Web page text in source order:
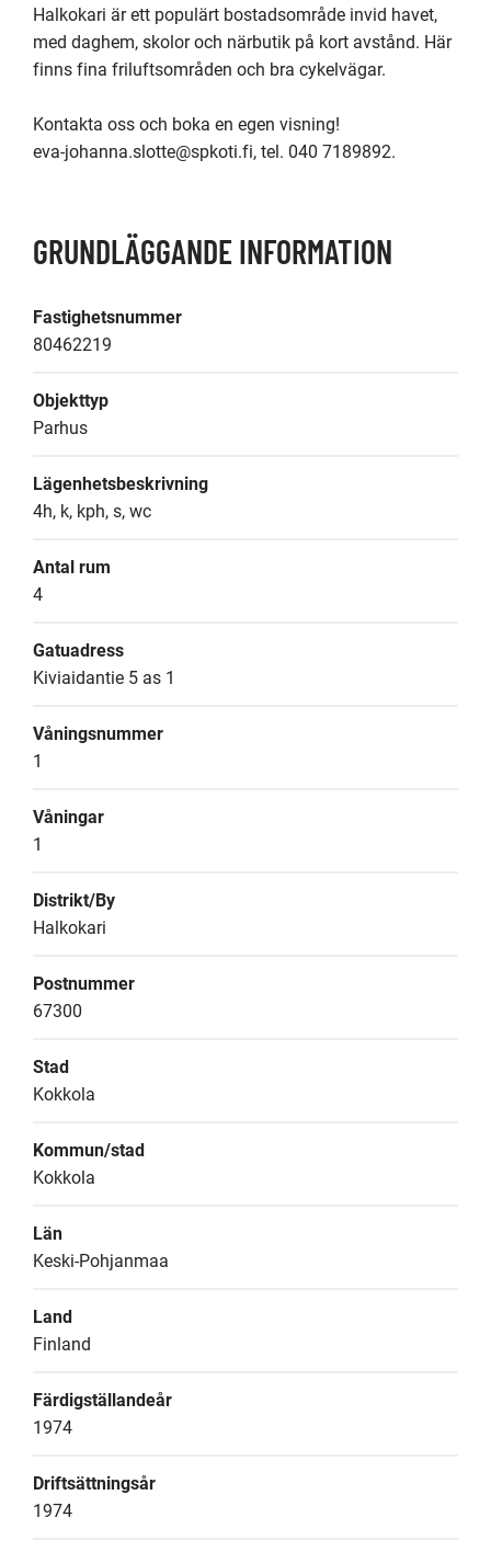
Halkokari är ett populärt bostadsområde invid havet,
med daghem, skolor och närbutik på kort avstånd. Här
finns fina friluftsområden och bra cykelvägar.
Kontakta oss och boka en egen visning!
eva-johanna.slotte@spkoti.fi, tel. 040 7189892.
GRUNDLÄGGANDE INFORMATION
Fastighetsnummer
80462219
Objekttyp
Parhus
Lägenhetsbeskrivning
4h, k, kph, s, wc
Antal rum
4
Gatuadress
Kiviaidantie 5 as 1
Våningsnummer
1
Våningar
1
Distrikt/By
Halkokari
Postnummer
67300
Stad
Kokkola
Kommun/stad
Kokkola
Län
Keski-Pohjanmaa
Land
Finland
Färdigställandeår
1974
Driftsättningsår
1974